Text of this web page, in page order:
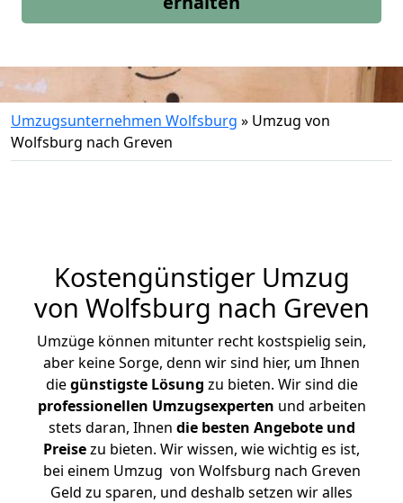
Umzugsunternehmen Wolfsburg » Umzug von
Wolfsburg nach Greven
Kostengünstiger Umzug
von Wolfsburg nach Greven
Umzüge können mitunter recht kostspielig sein,
aber keine Sorge, denn wir sind hier, um Ihnen
diegünstigste Lösung zu bieten. Wir sind die
professionellen Umzugsexperten und arbeiten
stets daran, Ihnen die besten Angebote und
Preisezu bieten. Wir wissen, wie wichtig es ist,
bei einem Umzug von Wolfsburg nach Greven
Geld zu sparen, und deshalb setzen wir alles